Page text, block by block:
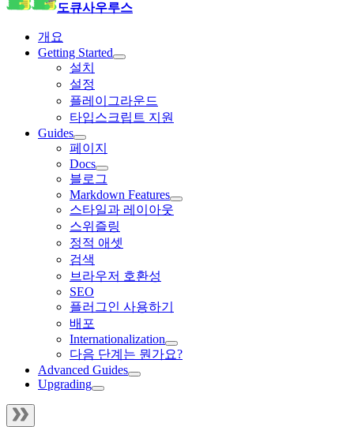
도큐사우루스
개요
Getting Started
설치
설정
플레이그라운드
타입스크립트 지원
Guides
페이지
Docs
블로그
Markdown Features
스타일과 레이아웃
스위즐링
정적 애셋
검색
브라우저 호환성
SEO
플러그인 사용하기
배포
Internationalization
다음 단계는 뭔가요?
Advanced Guides
Upgrading